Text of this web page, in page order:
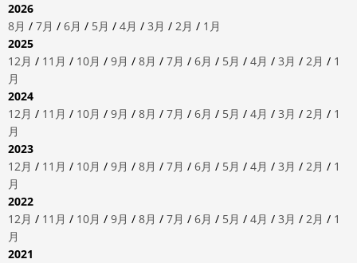
2026
8月 / 7月 / 6月 / 5月 / 4月 / 3月 / 2月 / 1月
2025
12月 / 11月 / 10月 / 9月 / 8月 / 7月 / 6月 / 5月 / 4月 / 3月 / 2月 / 1
月
2024
12月 / 11月 / 10月 / 9月 / 8月 / 7月 / 6月 / 5月 / 4月 / 3月 / 2月 / 1
月
2023
12月 / 11月 / 10月 / 9月 / 8月 / 7月 / 6月 / 5月 / 4月 / 3月 / 2月 / 1
月
2022
12月 / 11月 / 10月 / 9月 / 8月 / 7月 / 6月 / 5月 / 4月 / 3月 / 2月 / 1
月
2021